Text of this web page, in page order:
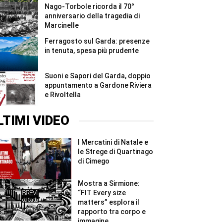
Nago-Torbole ricorda il 70°
anniversario della tragedia di
Marcinelle
Ferragosto sul Garda: presenze
in tenuta, spesa più prudente
Suoni e Sapori del Garda, doppio
appuntamento a Gardone Riviera
e Rivoltella
VIDEO
I Mercatini di Natale e
le Strege di Quartinago
di Cimego
Mostra a Sirmione:
“FIT Every size
matters” esplora il
rapporto tra corpo e